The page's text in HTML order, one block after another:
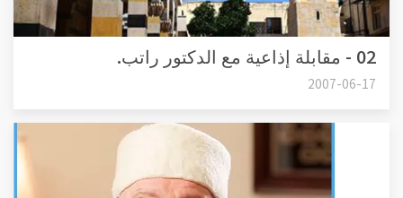
02 - مقابلة إذاعية مع الدكتور راتب.
2007-06-17